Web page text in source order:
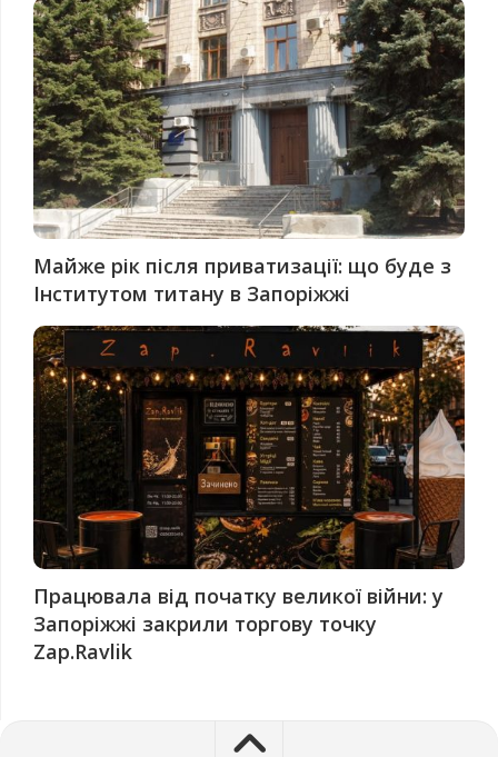
Майже рік після приватизації: що буде з
Інститутом титану в Запоріжжі
Працювала від початку великої війни: у
Запоріжжі закрили торгову точку
Zap.Ravlik